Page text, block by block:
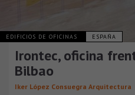
EDIFICIOS DE OFICINAS ESPAÑA
Irontec, oficina
Bilbao
Iker López Consuegra Arquitectura